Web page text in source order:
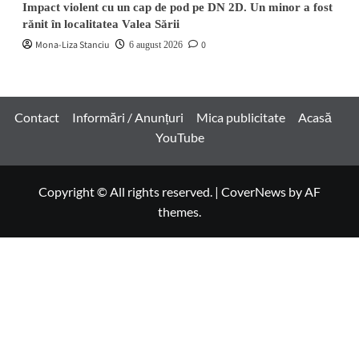
Impact violent cu un cap de pod pe DN 2D. Un minor a fost
rănit în localitatea Valea Sării
Mona-Liza Stanciu 6 august 2026 0
Contact Informări / Anunțuri Mica publicitate
Acasă
YouTube
Copyright © All rights reserved. | CoverNews by AF
themes.